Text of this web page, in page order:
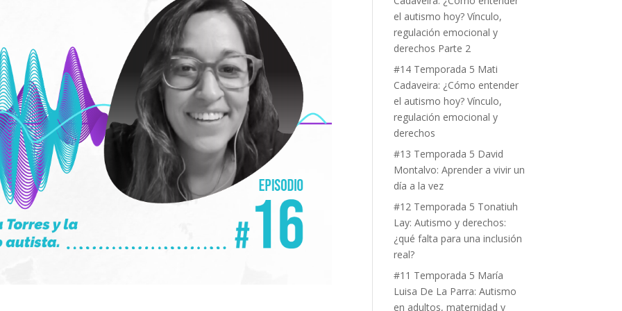
el autismo hoy? Vínculo,
regulación emocional y
derechos Parte 2
#14 Temporada 5 Mati
Cadaveira: ¿Cómo entender
el autismo hoy? Vínculo,
regulación emocional y
derechos
#13 Temporada 5 David
Montalvo: Aprender a vivir un
día a la vez
#12 Temporada 5 Tonatiuh
Lay: Autismo y derechos:
¿qué falta para una inclusión
real?
#11 Temporada 5 María
Luisa De La Parra: Autismo
en adultos, maternidad y